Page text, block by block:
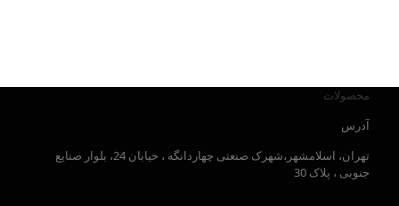
محصولات
آدرس
تهران، اسلامشهر،شهرک صنعتی چهاردانگه ، خیابان 24، بلوار صنایع
جنوبی ، پلاک 30